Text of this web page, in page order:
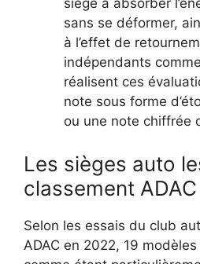
siège à absorber
sans se déformer,
à l’effet de
indépendants comme
réalisent ces
note sous forme
ou une note chiffrée
Les sièges auto
classement
Selon les essais du club
ADAC en 2022, 19